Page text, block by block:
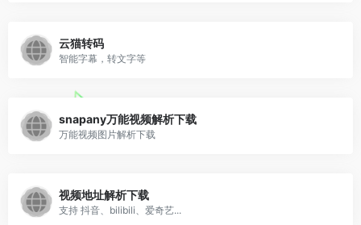
云猫转码
智能字幕，转文字等
snapany万能视频解析下载
万能视频图片解析下载
视频地址解析下载
支持 抖音、bilibili、爱奇艺...